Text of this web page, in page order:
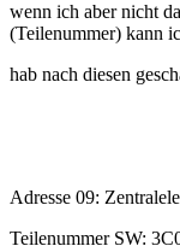
wenn ich aber nicht
(Teilenummer) kann
hab nach diesen
Adresse 09:
Teilenummer SW: